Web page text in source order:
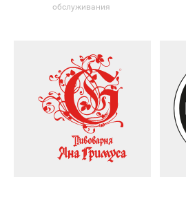
обслуживания